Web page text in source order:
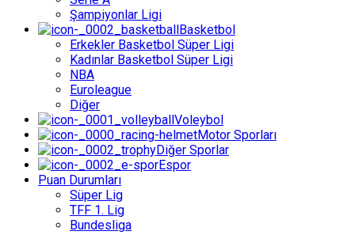
Şampiyonlar Ligi
Basketbol
Erkekler Basketbol Süper Ligi
Kadınlar Basketbol Süper Ligi
NBA
Euroleague
Diğer
Voleybol
Motor Sporları
Diğer Sporlar
Espor
Puan Durumları
Süper Lig
TFF 1. Lig
Bundesliga